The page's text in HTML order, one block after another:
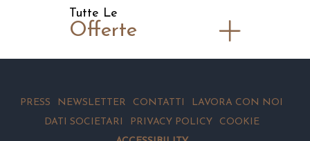
Tutte Le
Offerte
PRESS NEWSLETTER CONTATTI
LAVORA CON NOI
DATI SOCIETARI
PRIVACY POLICY
COOKIE